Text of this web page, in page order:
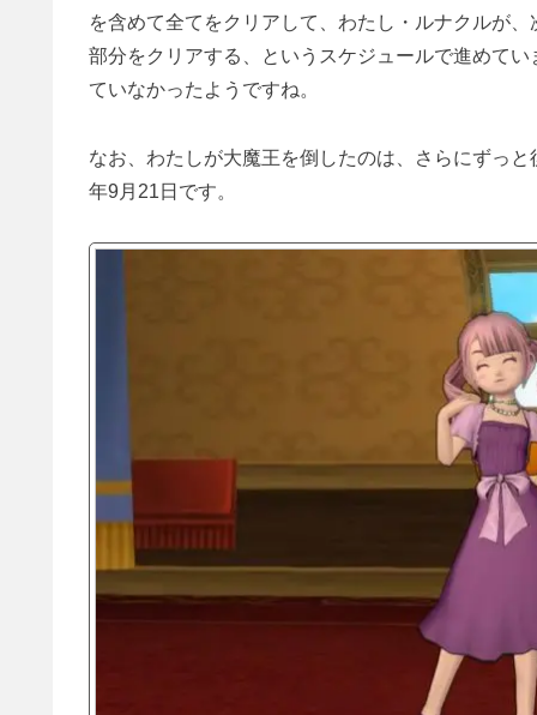
を含めて全てをクリアして、わたし・ルナクルが
部分をクリアする、というスケジュールで進めてい
ていなかったようですね。
なお、わたしが大魔王を倒したのは、さらにずっ
年9月21日です。